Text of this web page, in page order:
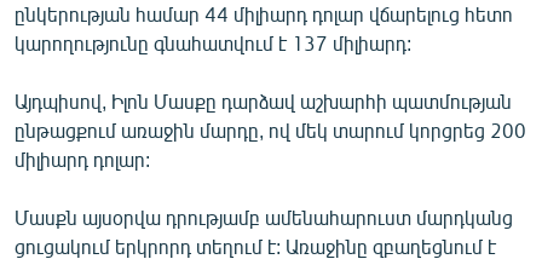
Русский
«Ազատության» բոլոր կայքերը
ընկերության համար 44 միլիարդ դոլար վճարելուց հետո
կարողությունը գնահատվում է 137 միլիարդ:
Այդպիսով, Իլոն Մասքը դարձավ աշխարհի պատմության
ընթացքում առաջին մարդը, ով մեկ տարում կորցրեց 200
միլիարդ դոլար:
Մասքն այսօրվա դրությամբ ամենահարուստ մարդկանց
ցուցակում երկրորդ տեղում է: Առաջինը զբաղեցնում է